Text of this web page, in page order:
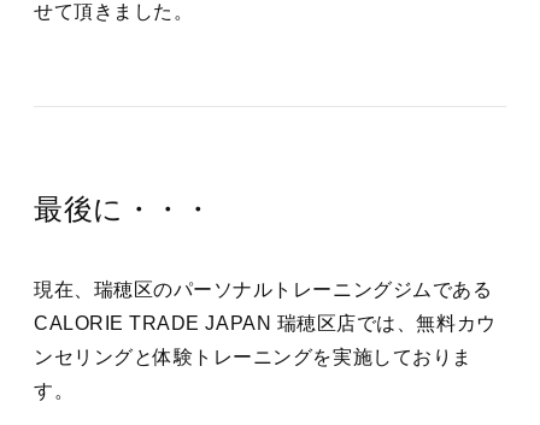
せて頂きました。
最後に・・・
現在、瑞穂区のパーソナルトレーニングジムである
CALORIE TRADE JAPAN 瑞穂区店では、無料カウ
ンセリングと体験トレーニングを実施しておりま
す。